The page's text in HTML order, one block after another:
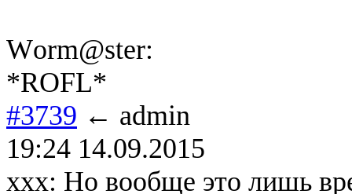
Wоrm@ster:
*ROFL*
#3739 ← admin
19:24 14.09.2015
xxx: Но вообще это лишь